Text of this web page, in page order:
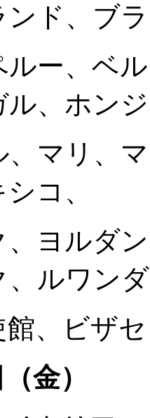
ンド、ブ
ルー、ベ
ル、ホン
、マリ、
コ、
、ヨルダ
、ルワン
館、ビザ
金）